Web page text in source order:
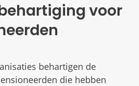
voor
behartigen de
die hebben